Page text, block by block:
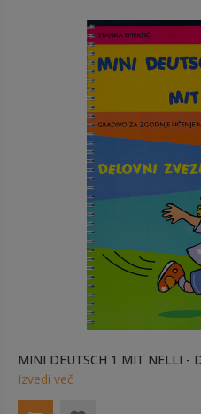
MINI DEUTSCH 1 MIT NELLI -
Izvedi več